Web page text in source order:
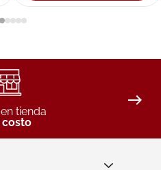
tienda
costo